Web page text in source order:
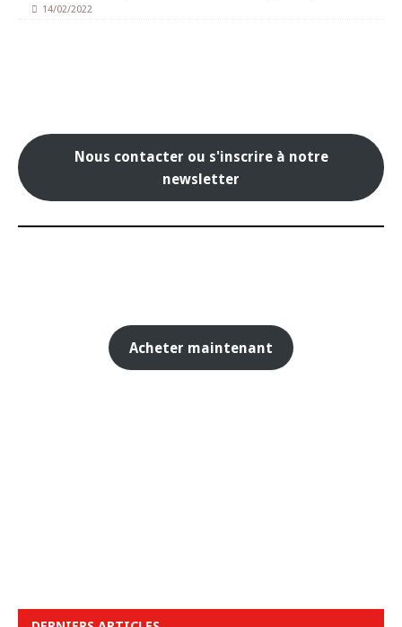
14/02/2022
Nous contacter ou s'inscrire à notre
newsletter
Acheter maintenant